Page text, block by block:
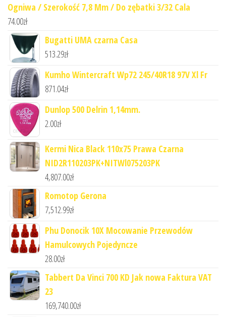
Ogniwa / Szerokość 7,8 Mm / Do zębatki 3/32 Cala
74.00zł
Bugatti UMA czarna Casa
513.29zł
Kumho Wintercraft Wp72 245/40R18 97V Xl Fr
871.04zł
Dunlop 500 Delrin 1,14mm.
2.00zł
Kermi Nica Black 110x75 Prawa Czarna
NID2R110203PK+NITWl075203PK
4,807.00zł
Romotop Gerona
7,512.99zł
Phu Donocik 10X Mocowanie Przewodów
Hamulcowych Pojedyncze
28.00zł
Tabbert Da Vinci 700 KD Jak nowa Faktura VAT
23
169,740.00zł